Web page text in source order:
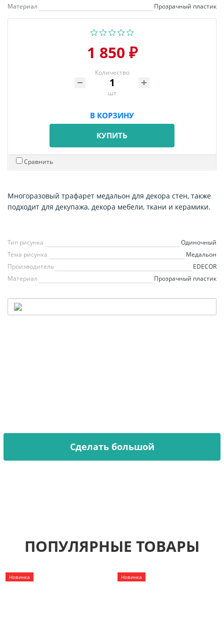
Материал
Прозрачный пластик
1 850 ₽
Количество
шт
В КОРЗИНУ
КУПИТЬ
Сравнить
Многоразовый трафарет медальон для декора стен, также
подходит для декупажа, декора мебели, ткани и керамики.
Тип рисунка
Одиночный
Тема рисунка
Медальон
Производитель
EDECOR
Материал
Прозрачный пластик
Сделать большой
ПОПУЛЯРНЫЕ ТОВАРЫ
Новинка Новинка